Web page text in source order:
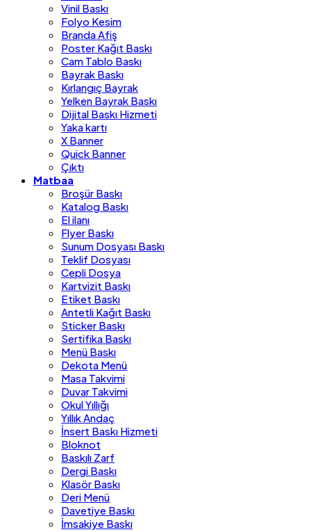
Vinil Baskı
Folyo Kesim
Branda Afiş
Poster Kağıt Baskı
Cam Tablo Baskı
Bayrak Baskı
Kırlangıç Bayrak
Yelken Bayrak Baskı
Dijital Baskı Hizmeti
Yaka kartı
X Banner
Quick Banner
Çıktı
Matbaa
Broşür Baskı
Katalog Baskı
El ilanı
Flyer Baskı
Sunum Dosyası Baskı
Teklif Dosyası
Cepli Dosya
Kartvizit Baskı
Etiket Baskı
Antetli Kağıt Baskı
Sticker Baskı
Sertifika Baskı
Menü Baskı
Dekota Menü
Masa Takvimi
Duvar Takvimi
Okul Yıllığı
Yıllık Andaç
İnsert Baskı Hizmeti
Bloknot
Baskılı Zarf
Dergi Baskı
Klasör Baskı
Deri Menü
Davetiye Baskı
İmsakiye Baskı